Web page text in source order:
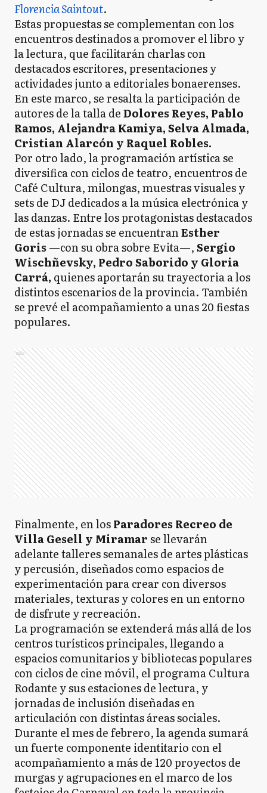
Florencia Saintout.
Estas propuestas se complementan con los
encuentros destinados a promover el libro y
la lectura, que facilitarán charlas con
destacados escritores, presentaciones y
actividades junto a editoriales bonaerenses.
En este marco, se resalta la participación de
autores de la talla deDolores Reyes, Pablo
Ramos, Alejandra Kamiya, Selva Almada,
Cristian Alarcón y Raquel Robles.
Por otro lado, la programación artística se
diversifica con ciclos de teatro, encuentros de
Café Cultura, milongas, muestras visuales y
sets de DJ dedicados a la música electrónica y
las danzas. Entre los protagonistas destacados
de estas jornadas se encuentranEsther
Goris —con su obra sobre Evita—,Sergio
Wischñevsky, Pedro Saborido y Gloria
Carrá, quienes aportarán su trayectoria a los
distintos escenarios de la provincia. También
se prevé el acompañamiento a unas 20 fiestas
populares.
Ads
Finalmente, en losParadores Recreo de
Villa Gesell y Miramarse llevarán
adelante talleres semanales de artes plásticas
y percusión, diseñados como espacios de
experimentación para crear con diversos
materiales, texturas y colores en un entorno
de disfrute y recreación.
La programación se extenderá más allá de los
centros turísticos principales, llegando a
espacios comunitarios y bibliotecas populares
con ciclos de cine móvil, el programa Cultura
Rodante y sus estaciones de lectura, y
jornadas de inclusión diseñadas en
articulación con distintas áreas sociales.
Durante el mes de febrero, la agenda sumará
un fuerte componente identitario con el
acompañamiento a más de 120 proyectos de
murgas y agrupaciones en el marco de los